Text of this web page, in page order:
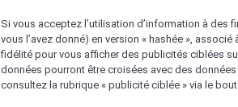
Si vous acceptez l’utilisation d’information à des
vous l’avez donné) en version « hashée »,
fidélité pour vous afficher des publicités ciblées
données pourront être croisées avec des
consultez la rubrique « publicité ciblée » via le